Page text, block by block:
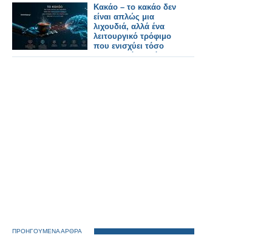
Κακάο – το κακάο δεν
είναι απλώς μια
λιχουδιά, αλλά ένα
λειτουργικό τρόφιμο
που ενισχύει τόσο
την καρδιά μας όσο
ΠΡΟΗΓΟΥΜΕΝΑ ΑΡΘΡΑ